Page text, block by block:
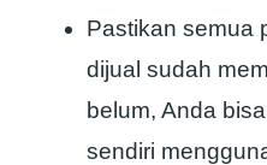
Pastikan semua
dijual sudah
belum, Anda
sendiri